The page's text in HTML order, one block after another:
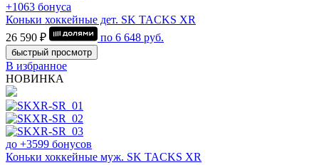
+1063 бонуса
Коньки хоккейные дет. SK TACKS XR
26 590 ₽
по 6 648 руб.
быстрый просмотр
В избранное
НОВИНКА
до +3599 бонусов
Коньки хоккейные муж. SK TACKS XR